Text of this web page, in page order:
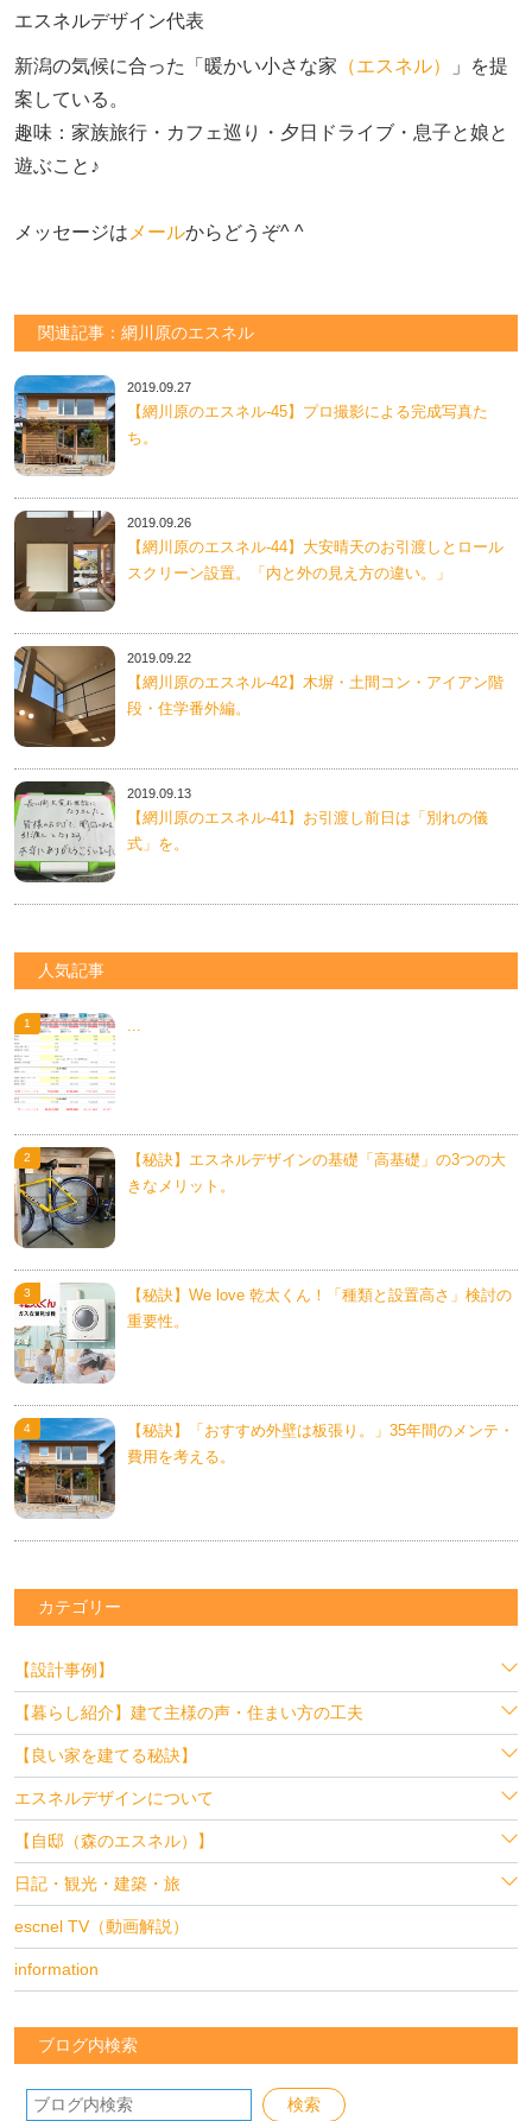
エスネルデザイン代表
新潟の気候に合った「暖かい小さな家 （エスネル）
」を提
案している。
趣味：家族旅行・カフェ巡り・夕日ドライブ・息子と娘と
遊ぶこと♪
メッセージは メールからどうぞ^ ^
関連記事：網川原のエスネル
2019.09.27
【網川原のエスネル‐45】プロ撮影による完成写真た
ち。
2019.09.26
【網川原のエスネル‐44】大安晴天のお引渡しとロール
スクリーン設置。「内と外の見え方の違い。」
2019.09.22
【網川原のエスネル‐42】木塀・土間コン・アイアン階
段・住学番外編。
2019.09.13
【網川原のエスネル‐41】お引渡し前日は「別れの儀
式」を。
人気記事
【秘訣】エスネルデザインの基礎「高基礎」の3つの大
きなメリット。
【秘訣】We love 乾太くん！「種類と設置高さ」検討の
重要性。
【秘訣】「おすすめ外壁は板張り。」35年間のメンテ・
費用を考える。
カテゴリー
【設計事例】
【暮らし紹介】建て主様の声・住まい方の工夫
【良い家を建てる秘訣】
エスネルデザインについて
【自邸（森のエスネル）】
日記・観光・建築・旅
escnel TV（動画解説）
information
ブログ内検索